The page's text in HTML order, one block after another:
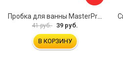
41 руб. 39 руб.
В КОРЗИНУ